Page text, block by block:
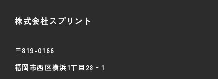
株式会社スプリント
〒819-0166
福岡市西区横浜1丁目28‐1